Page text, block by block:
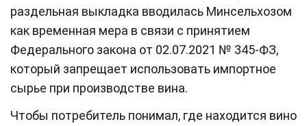
раздельная выкладка вводилась Минсельхозом
как временная мера в связи с принятием
Федерального закона от 02.07.2021 № 345-ФЗ,
который запрещает использовать импортное
сырье при производстве вина.
Чтобы потребитель понимал, где находится вино